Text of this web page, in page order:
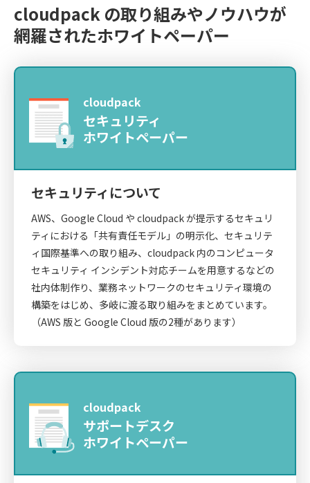
cloudpack の取り組みやノウハウが
網羅されたホワイトペーパー
cloudpack
セキュリティ
ホワイトペーパー
セキュリティについて
AWS、Google Cloud や cloudpack が提示するセキュリ
ティにおける「共有責任モデル」の明示化、セキュリテ
ィ国際基準への取り組み、cloudpack 内のコンピュータ
セキュリティ インシデント対応チームを用意するなどの
社内体制作り、業務ネットワークのセキュリティ環境の
構築をはじめ、多岐に渡る取り組みをまとめています。
（AWS 版と Google Cloud 版の2種があります）
cloudpack
サポートデスク
ホワイトペーパー